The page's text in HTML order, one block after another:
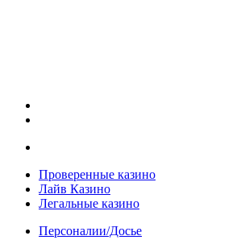
Проверенные казино
Лайв Казино
Легальные казино
Персоналии/Досье